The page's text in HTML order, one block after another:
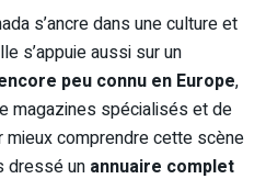
s’ancre dans une culture et
s’appuie aussi sur un
peu connu en Europe,
magazines spécialisés et de
mieux comprendre cette scène
dressé un annuaire complet